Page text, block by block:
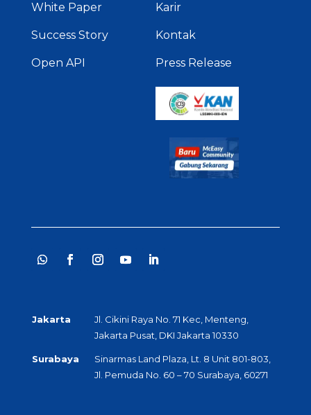
White Paper
Success Story
Open API
Karir
Kontak
Press Release
Jakarta
Jl. Cikini Raya No. 71 Kec, Menteng,
Jakarta Pusat, DKI Jakarta 10330
Surabaya
Sinarmas Land Plaza, Lt. 8 Unit 801-803,
Jl. Pemuda No. 60 – 70 Surabaya, 60271